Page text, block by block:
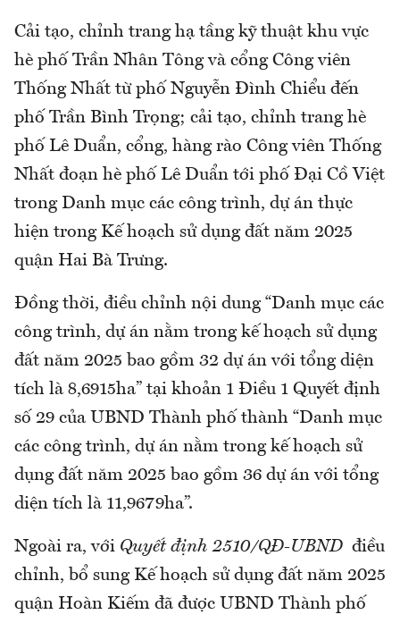
Cải tạo, chỉnh trang hạ tầng kỹ thuật khu vực
hè phố Trần Nhân Tông và cổng Công viên
Thống Nhất từ phố Nguyễn Đình Chiểu đến
phố Trần Bình Trọng; cải tạo, chỉnh trang hè
phố Lê Duẩn, cổng, hàng rào Công viên Thống
Nhất đoạn hè phố Lê Duẩn tới phố Đại Cồ Việt
trong Danh mục các công trình, dự án thực
hiện trong Kế hoạch sử dụng đất năm 2025
quận Hai Bà Trưng.
Đồng thời, điều chỉnh nội dung “Danh mục các
công trình, dự án nằm trong kế hoạch sử dụng
đất năm 2025 bao gồm 32 dự án với tổng diện
tích là 8,6915ha” tại khoản 1 Điều 1 Quyết định
số 29 của UBND Thành phố thành “Danh mục
các công trình, dự án nằm trong kế hoạch sử
dụng đất năm 2025 bao gồm 36 dự án với tổng
diện tích là 11,9679ha”.
Ngoài ra, với Quyết định 2510/QĐ-UBND điều
chỉnh, bổ sung Kế hoạch sử dụng đất năm 2025
quận Hoàn Kiếm đã được UBND Thành phố